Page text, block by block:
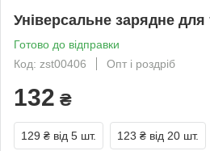
Універсальне зарядне
Готово до відправки
Код: zst00406
Опт і роздріб
132 ₴
129 ₴ від 5 шт. 123 ₴ від 20 шт.